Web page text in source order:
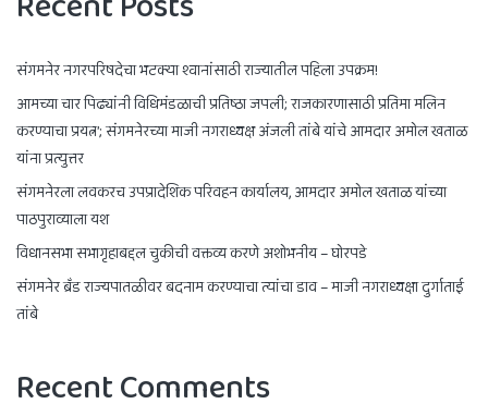
संगमनेर नगरपरिषदेचा भटक्या श्वानांसाठी राज्यातील पहिला उपक्रम!
आमच्या चार पिढ्यांनी विधिमंडळाची प्रतिष्ठा जपली; राजकारणासाठी प्रतिमा मलिन
करण्याचा प्रयत्न’; संगमनेरच्या माजी नगराध्यक्ष अंजली तांबे यांचे आमदार अमोल खताळ
यांना प्रत्युत्तर
संगमनेरला लवकरच उपप्रादेशिक परिवहन कार्यालय, आमदार अमोल खताळ यांच्या
पाठपुराव्याला यश
विधानसभा सभागृहाबद्दल चुकीची वक्तव्य करणे अशोभनीय – घोरपडे
संगमनेर ब्रँड राज्यपातळीवर बदनाम करण्याचा त्यांचा डाव – माजी नगराध्यक्षा दुर्गाताई
तांबे
Recent Comments